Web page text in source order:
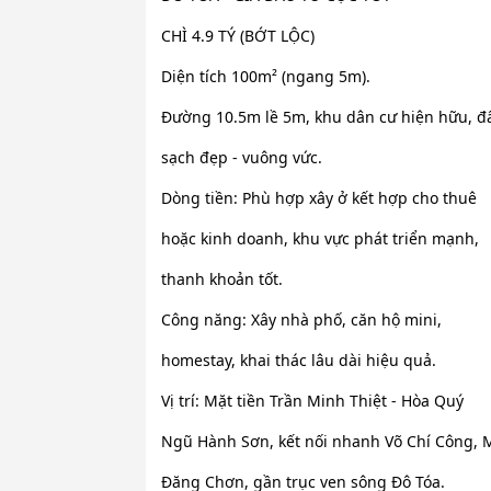
CHÌ 4.9 TÝ (BỚT LỘC)
Diện tích 100m² (ngang 5m).
Đường 10.5m lề 5m, khu dân cư hiện hữu,
sạch đẹp - vuông vức.
Dòng tiền: Phù hợp xây ở kết hợp cho thuê
hoặc kinh doanh, khu vực phát triển mạnh,
thanh khoản tốt.
Công năng: Xây nhà phố, căn hộ mini,
homestay, khai thác lâu dài hiệu quả.
Vị trí: Mặt tiền Trần Minh Thiệt - Hòa Quý
Ngũ Hành Sơn, kết nối nhanh Võ Chí Công,
Đăng Chơn, gần trục ven sông Đô Tóa.